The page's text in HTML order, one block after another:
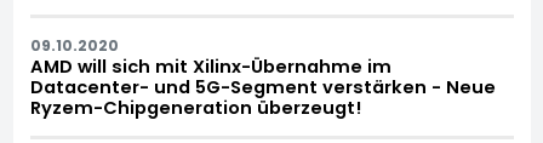
09.10.2020
AMD will sich mit Xilinx-Übernahme im
Datacenter- und 5G-Segment verstärken - Neue
Ryzem-Chipgeneration überzeugt!